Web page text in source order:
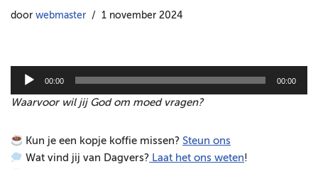
door webmaster 1 november 2024
d
o
s
00:00 00:00
Waarvoor wil jij God om moed vragen?
Kun je een kopje koffie missen?Steun ons
Wat vind jij van Dagvers? Laat het ons weten!